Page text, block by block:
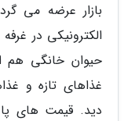
بازار عرضه می
الکترونیکی در
حیوان خانگی هم
غذاهای تازه و
دید. قیمت های